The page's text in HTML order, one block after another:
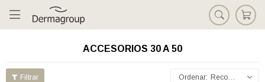

ACCESORIOS 30 A 50
Recomendados